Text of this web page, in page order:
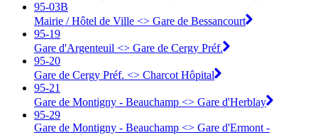
95-03B
Mairie / Hôtel de Ville <> ︎Gare de Bessancourt
95-19
Gare d'Argenteuil <> ︎Gare de Cergy Préf.
95-20
Gare de Cergy Préf. <> ︎Charcot Hôpital
95-21
Gare de Montigny - Beauchamp <> ︎Gare d'Herblay
95-29
Gare de Montigny - Beauchamp <> ︎Gare d'Ermont -